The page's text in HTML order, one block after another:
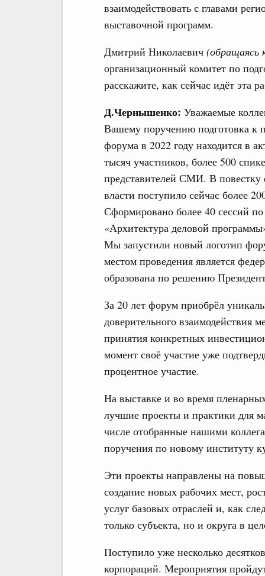
взаимодействовать с главами
выставочной программ.
Дмитрий Николаевич (обращаясь
организационный комитет по
расскажите, как сейчас идёт эта
Д.Чернышенко: Уважаемые
Вашему поручению подготовка к
форума в 2022 году находится в
тысяч участников, более 500
представителей СМИ. В повестку
власти поступило сейчас более
Сформировано более 40 сессий
«Архитектура деловой
Мы запустили новый логотип
местом проведения является
образована по решению
За 20 лет форум приобрёл
доверительного взаимодействия
принятия конкретных
момент своё участие уже
процентное участие.
На выставке и во время
лучшие проекты и практики для
числе отобранные нашими
поручения по новому институту
Эти проекты направлены на
создание новых рабочих мест,
услуг базовых отраслей и, как
только субъекта, но и округа в
Поступило уже несколько
корпораций. Мероприятия